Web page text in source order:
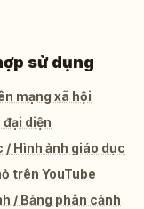
sử dụng
mạng xã hội
đại diện
Hình ảnh giáo dục
trên YouTube
/ Bảng phân cảnh